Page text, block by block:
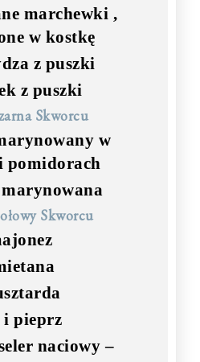
marchewki ,
w kostkę
z puszki
z puszki
Skworcu
w
pomidorach
Skworcu
i pieprz
naciowy –